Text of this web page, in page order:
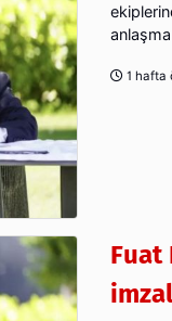
1 hafta
Fuat